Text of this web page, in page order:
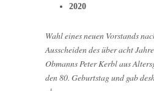
2020
Wahl eines neuen Vorstands
Ausscheiden des über acht
Obmanns Peter Kerbl aus
den 80. Geburtstag und gab